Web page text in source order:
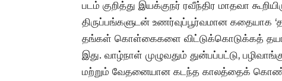
படம் குறித்து இயக்குநர் ரவீந்திர மாதவா
திருப்பங்களுடன் உணர்வுப்பூர்வமான கதையாக
தங்கள் கொள்கைகளை விட்டுக்கொடுக்கத்
இது. வாழ்நாள் முழுவதும் துன்பப்பட்டு,
மற்றும் வேதனையான கடந்த காலத்தைக்